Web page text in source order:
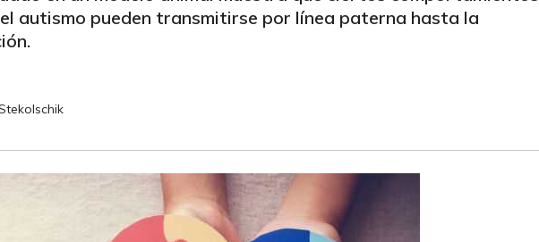
autismo pueden transmitirse por línea paterna hasta la